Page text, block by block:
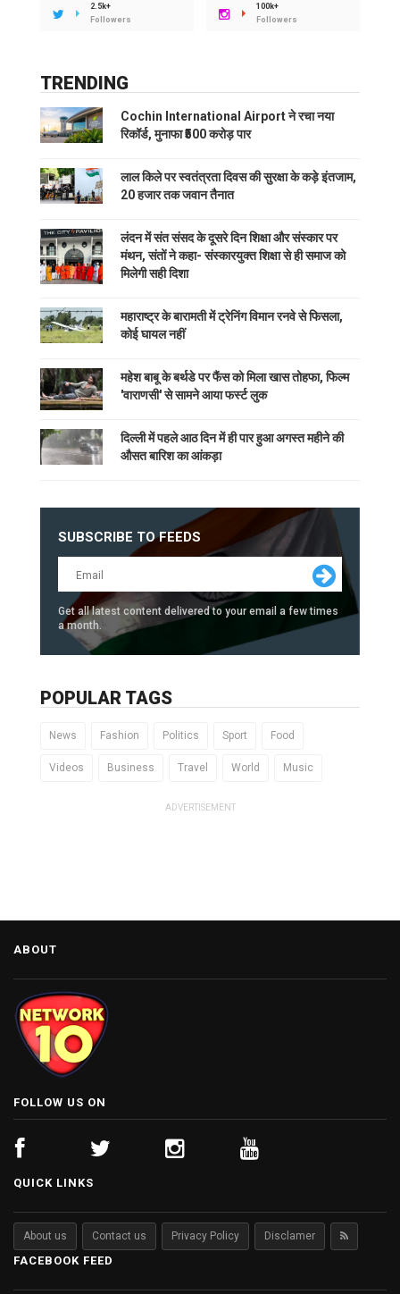
2.5k+
Followers
100k+
Followers
TRENDING
Cochin International Airport ने रचा नया
रिकॉर्ड, मुनाफा ₹500 करोड़ पार
लाल किले पर स्वतंत्रता दिवस की सुरक्षा के कड़े इंतजाम,
20 हजार तक जवान तैनात
लंदन में संत संसद के दूसरे दिन शिक्षा और संस्कार पर
मंथन, संतों ने कहा- संस्कारयुक्त शिक्षा से ही समाज को
मिलेगी सही दिशा
महाराष्ट्र के बारामती में ट्रेनिंग विमान रनवे से फिसला,
कोई घायल नहीं
महेश बाबू के बर्थडे पर फैंस को मिला खास तोहफा, फिल्म
'वाराणसी' से सामने आया फर्स्ट लुक
दिल्ली में पहले आठ दिन में ही पार हुआ अगस्त महीने की
औसत बारिश का आंकड़ा
SUBSCRIBE TO FEEDS
Get all latest content delivered to your email a few times
a month.
POPULAR TAGS
News Fashion Politics Sport Food
Videos Business Travel World Music
ADVERTISEMENT
ABOUT
FOLLOW US ON
QUICK LINKS
About us Contact us Privacy Policy Disclamer
FACEBOOK FEED